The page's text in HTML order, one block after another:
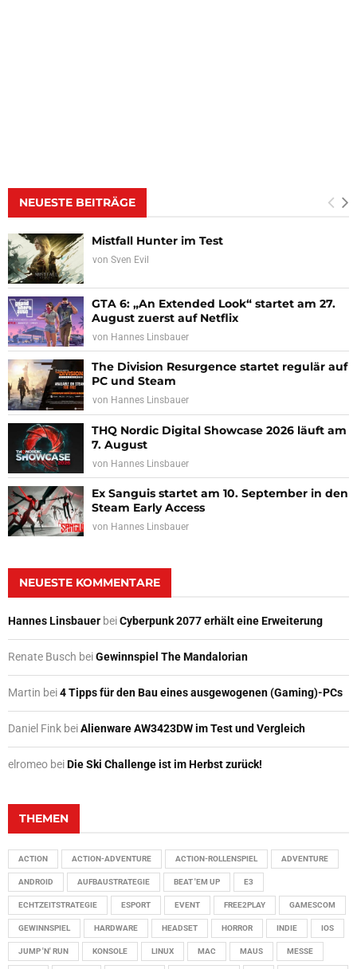
NEUESTE BEITRÄGE
Mistfall Hunter im Test
von Sven Evil
GTA 6: „An Extended Look“ startet am 27.
August zuerst auf Netflix
von Hannes Linsbauer
The Division Resurgence startet regulär auf
PC und Steam
von Hannes Linsbauer
THQ Nordic Digital Showcase 2026 läuft am
7. August
von Hannes Linsbauer
Ex Sanguis startet am 10. September in den
Steam Early Access
von Hannes Linsbauer
NEUESTE KOMMENTARE
Hannes Linsbauer beiCyberpunk 2077 erhält eine Erweiterung
Renate Busch beiGewinnspiel The Mandalorian
Martin bei4 Tipps für den Bau eines ausgewogenen (Gaming)-PCs
Daniel Fink beiAlienware AW3423DW im Test und Vergleich
elromeo beiDie Ski Challenge ist im Herbst zurück!
THEMEN
ACTION ACTION-ADVENTURE ACTION-ROLLENSPIEL ADVENTURE
ANDROID AUFBAUSTRATEGIE BEAT 'EM UP E3
ECHTZEITSTRATEGIE ESPORT EVENT FREE2PLAY GAMESCOM
GEWINNSPIEL HARDWARE HEADSET HORROR INDIE IOS
JUMP 'N' RUN KONSOLE LINUX MAC MAUS MESSE